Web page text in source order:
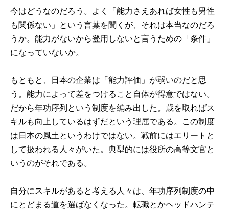
今はどうなのだろう。よく「能力さえあれば女性も男性
も関係ない」という言葉を聞くが、それは本当なのだろ
うか。能力がないから登用しないと言うための「条件」
になっていないか。
もともと、日本の企業は「能力評価」が弱いのだと思
う。能力によって差をつけること自体が得意ではない。
だから年功序列という制度を編み出した。歳を取ればス
キルも向上しているはずだという理屈である。この制度
は日本の風土というわけではない。戦前にはエリートと
して扱われる人々がいた。典型的には役所の高等文官と
いうのがそれである。
自分にスキルがあると考える人々は、年功序列制度の中
にとどまる道を選ばなくなった。転職とかヘッドハンテ